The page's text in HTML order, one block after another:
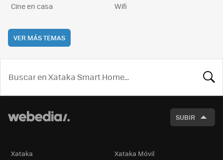
Cine en casa
Wifi
VER MÁS TEMAS
SUBIR
Xataka Xataka Móvil